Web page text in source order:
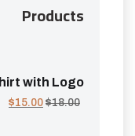
Products
with Logo
$18.00
$15.00